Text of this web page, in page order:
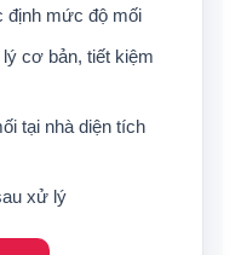
định mức độ mối
cơ bản, tiết kiệm
tại nhà diện tích
xử lý